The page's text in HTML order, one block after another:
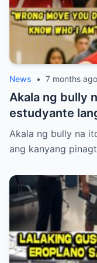
News • 7 months ago
Akala ng bully
estudyante
sa hallway.
tinulak, at
laking gulat ng
walang iba
anak ng
Pacquiao! Ang
na ngiti ay
Akala ng bully na
ang kanyang